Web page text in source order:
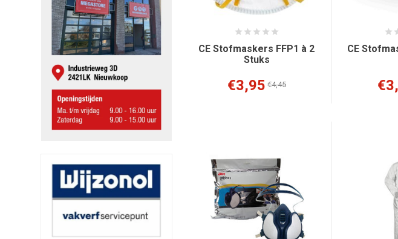
CE Stofmaskers FFP1 à 2
Stuks
€3,95 €4,45
CE